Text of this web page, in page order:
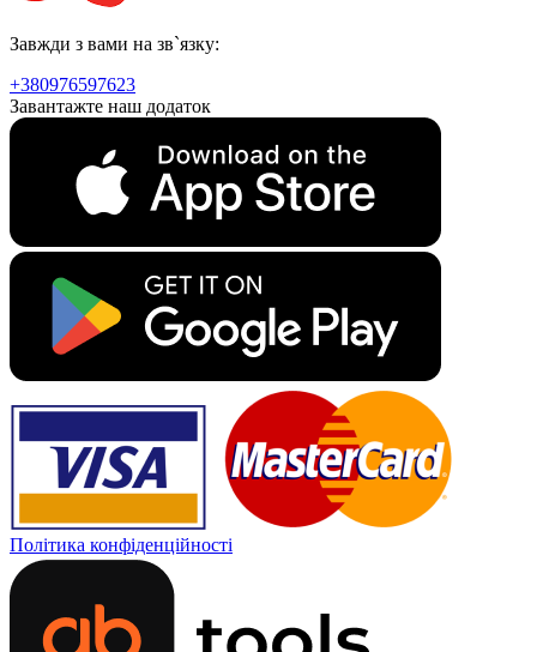
Завжди з вами на зв`язку:
+380976597623
Завантажте наш додаток
Політика конфіденційності